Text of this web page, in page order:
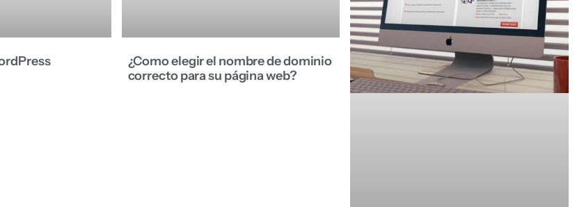
¿Como elegir el nombre de dominio
correcto para su página web?